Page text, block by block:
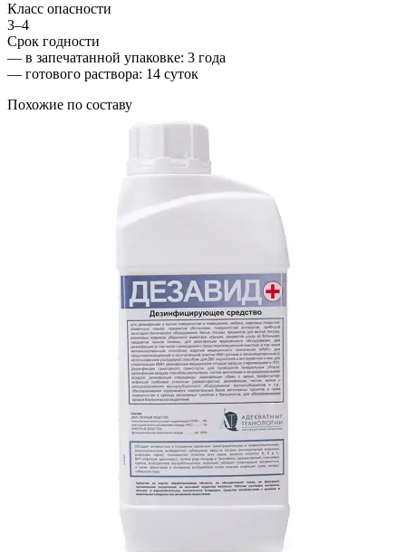
Класс опасности
3–4
Срок годности
— в запечатанной упаковке: 3 года
— готового раствора: 14 суток
Похожие по составу